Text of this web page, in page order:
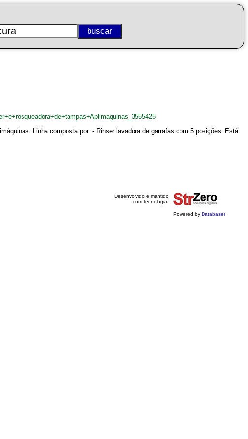
Linha composta por: - Rinser lavadora de garrafas com 5 posições. Está
Desenvolvido e mantido
com tecnologia:
Powered by Databaser